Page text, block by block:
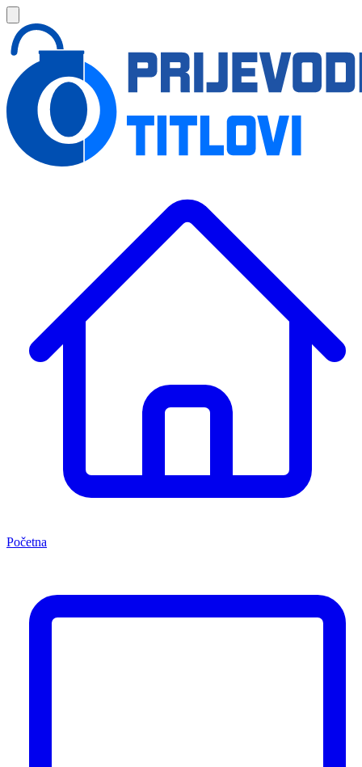
Početna